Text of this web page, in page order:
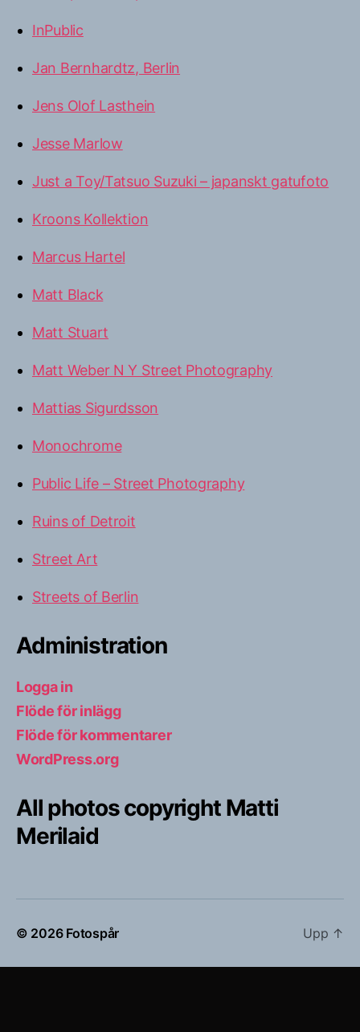
InPublic
Jan Bernhardtz, Berlin
Jens Olof Lasthein
Jesse Marlow
Just a Toy/Tatsuo Suzuki – japanskt gatufoto
Kroons Kollektion
Marcus Hartel
Matt Black
Matt Stuart
Matt Weber N Y Street Photography
Mattias Sigurdsson
Monochrome
Public Life – Street Photography
Ruins of Detroit
Street Art
Streets of Berlin
Administration
Logga in
Flöde för inlägg
Flöde för kommentarer
WordPress.org
All photos copyright Matti
Merilaid
© 2026 Fotospår Upp ↑